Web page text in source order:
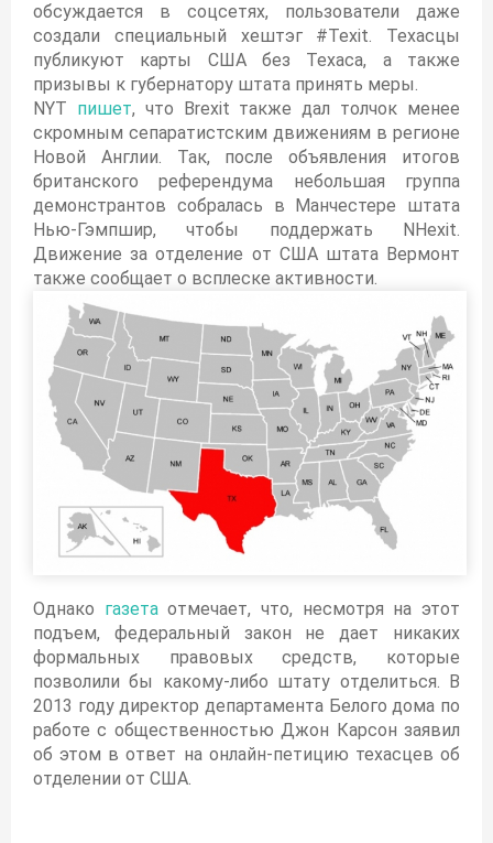
обсуждается в соцсетях, пользователи даже
создали специальный хештэг #Texit. Техасцы
публикуют карты США без Техаса, а также
призывы к губернатору штата принять меры.
NYT пишет, что Brexit также дал толчок менее
скромным сепаратистским движениям в регионе
Новой Англии. Так, после объявления итогов
британского референдума небольшая группа
демонстрантов собралась в Манчестере штата
Нью-Гэмпшир, чтобы поддержать NHexit.
Движение за отделение от США штата Вермонт
также сообщает о всплеске активности.
Однако газетаотмечает, что, несмотря на этот
подъем, федеральный закон не дает никаких
формальных правовых средств, которые
позволили бы какому-либо штату отделиться. В
2013 году директор департамента Белого дома по
работе с общественностью Джон Карсон заявил
об этом в ответ на онлайн-петицию техасцев об
отделении от США.